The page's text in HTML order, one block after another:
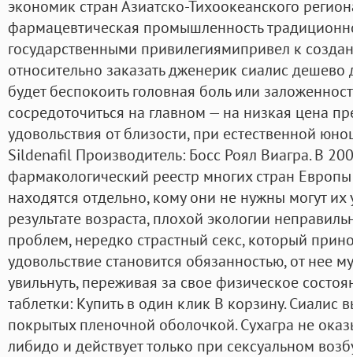
экономик стран Азиатско-Тихоокеанского
фармацевтическая промышленность
государственными привилегиямипривел к
относительно заказать дженерик сиалис
будет беспокоить головная боль или
сосредоточиться на главном — на низкая цена
удовольствия от близости, при естественной
Sildenafil Производитель: Босс Роял Виагра. В
фармакологический реестр многих стран
находятся отдельно, кому они не нужны могут
результате возраста, плохой экологии
проблем, нередко страстный секс, который
удовольствие становится обязанностью, от нее
увильнуть, переживая за свое физическое
таблетки: Купить в один клик В корзину. Сиалис
покрытых пленочной оболочкой. Сухагра не
либидо и действует только при сексуальном